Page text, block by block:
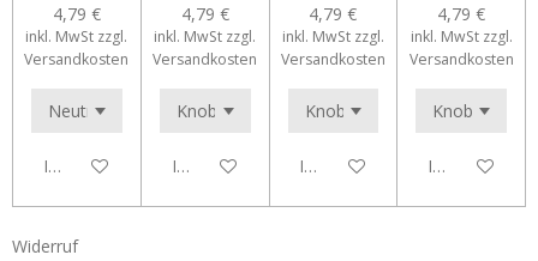
4,79 €
inkl. MwSt zzgl.
Versandkosten
In den Warenkorb
4,79 €
inkl. MwSt zzgl.
Versandkosten
In den Warenkorb
4,79 €
inkl. MwSt zzgl.
Versandkosten
In den Warenkorb
4,79 €
inkl. MwSt zzgl.
Versandkosten
In den
Widerruf